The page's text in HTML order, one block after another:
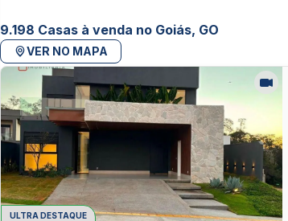
9.198 Casas à venda no Goiás, GO
VER NO MAPA
ULTRA DESTAQUE